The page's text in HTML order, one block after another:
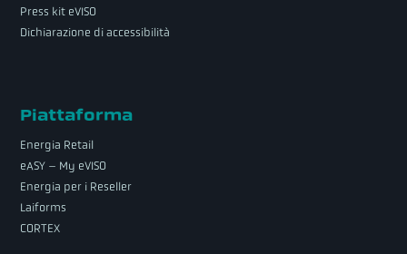
Press kit eVISO
Dichiarazione di accessibilità
Piattaforma
Energia Retail
eASY – My eVISO
Energia per i Reseller
Laiforms
CORTEX